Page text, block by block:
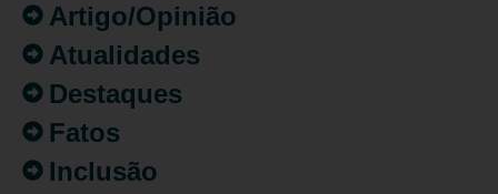
Artigo/Opinião
Atualidades
Destaques
Fatos
Inclusão